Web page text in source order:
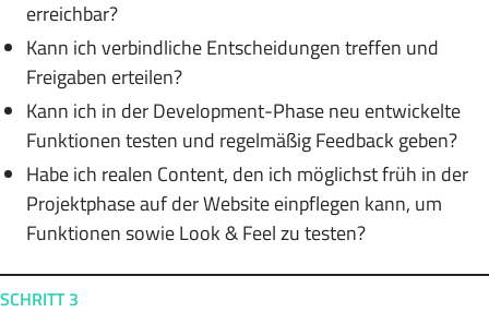
erreichbar?
Kann ich verbindliche Entscheidungen treffen und
Freigaben erteilen?
Kann ich in der Development-Phase neu entwickelte
Funktionen testen und regelmäßig Feedback geben?
Habe ich realen Content, den ich möglichst früh in der
Projektphase auf der Website einpflegen kann, um
Funktionen sowie Look & Feel zu testen?
SCHRITT 3